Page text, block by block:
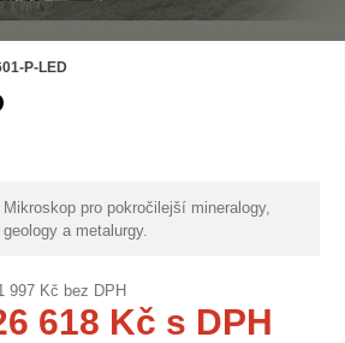
P-LED
Mikroskop pro pokročilejší mineralogy,
geology a metalurgy.
997 Kč bez DPH
618 Kč s DPH